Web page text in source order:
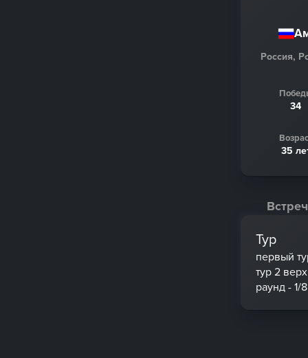
Россия,
34
35
Тур
первый
тур 2
раунд - 1/8